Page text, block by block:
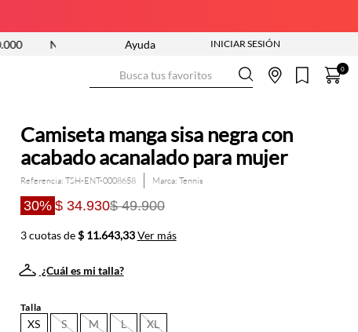
NUEVA COLECCIÓN ENTRA YA ENVÍO GRATIS DESDE $250.000
Ayuda
0
Camiseta manga sisa negra con
acabado acanalado para mujer
Referencia: TSH-ENT-0008658 Tennis
30% $ 34.930$ 49.900
3 cuotas de$ 11.643,33 Ver más
¿Cuál es mi talla?
Talla
XS S M L XL